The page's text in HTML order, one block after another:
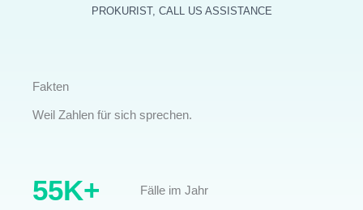
PROKURIST, CALL US ASSISTANCE
Fakten
Weil Zahlen für sich sprechen.
55K+ Fälle im Jahr